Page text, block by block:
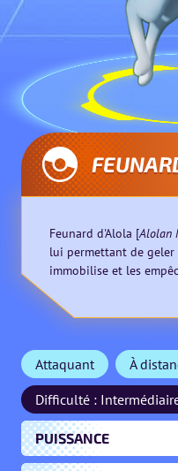
Feunard d'Alola [Alolan
lui permettant de geler
immobilise et les
Attaquant
À
Difficulté :
PUISSANCE
4